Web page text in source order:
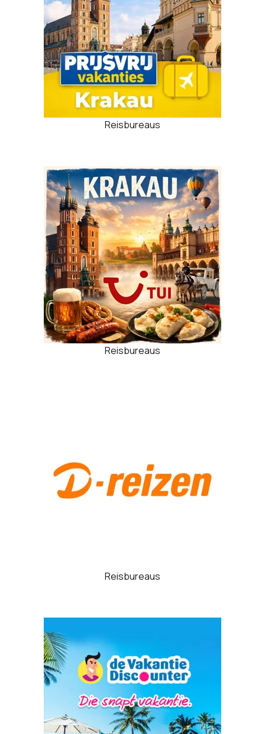
Reisbureaus
Reisbureaus
Reisbureaus